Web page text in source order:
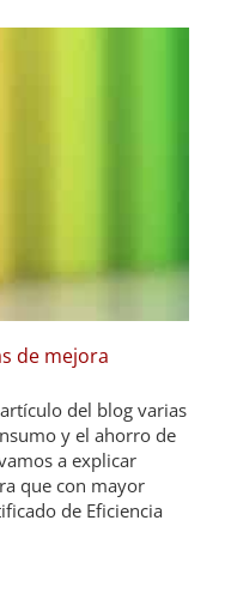
de mejora
del blog varias
y el ahorro de
a explicar
que con mayor
de Eficiencia